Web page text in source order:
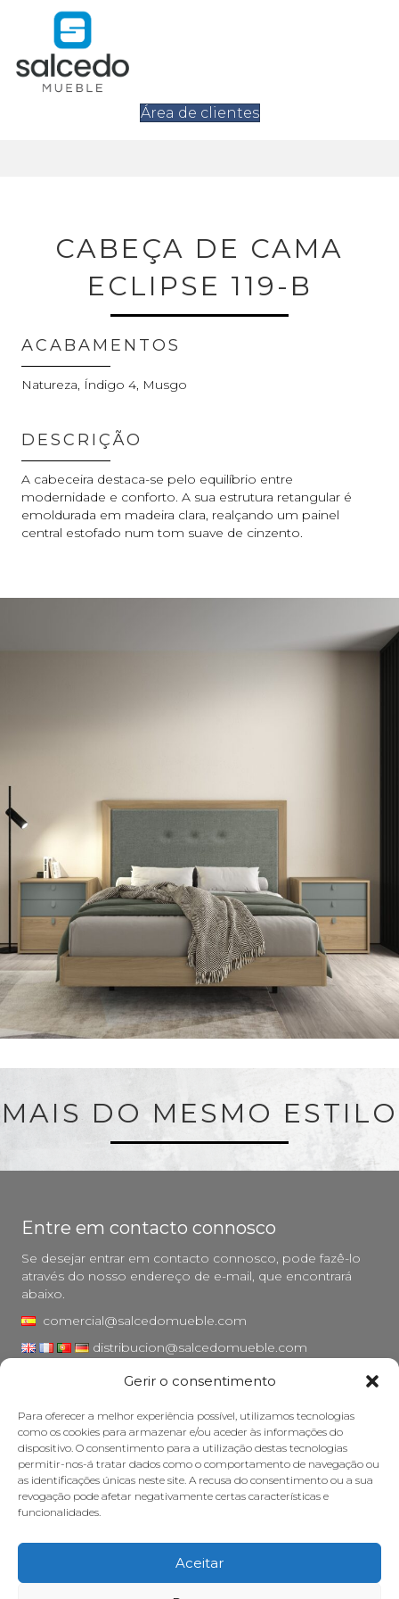
Gerir o consentimento
Para oferecer a melhor experiência possível, utilizamos tecnologias
como os cookies para armazenar e/ou aceder às informações do
dispositivo. O consentimento para a utilização destas tecnologias
permitir-nos-á tratar dados como o comportamento de navegação ou
as identificações únicas neste site. A recusa do consentimento ou a sua
revogação pode afetar negativamente certas características e
funcionalidades.
Aceitar
Área de clientes
CABEÇA DE CAMA
ECLIPSE 119-B
ACABAMENTOS
Natureza, Índigo 4, Musgo
DESCRIÇÃO
A cabeceira destaca-se pelo equilíbrio entre
modernidade e conforto. A sua estrutura retangular é
emoldurada em madeira clara, realçando um painel
central estofado num tom suave de cinzento.
MAIS DO MESMO ESTILO
Entre em contacto connosco
Se desejar entrar em contacto connosco, pode fazê-lo
através do nosso endereço de e-mail, que encontrará
abaixo.
comercial@salcedomueble.com
distribucion@salcedomueble.com
Rua Arturo San Juan, 1 - Viana, Navarra (31230)
Instagram
Aviso legal
Política de privacidade
Política de cookies
Subsídios